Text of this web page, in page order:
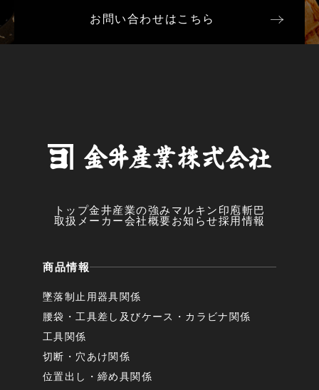
お問い合わせはこちら
トップ金井産業の強み マルキン印 庖斬巴
取扱メーカー会社概要お知らせ採用情報
商品情報
墜落制止用器具関係
腰袋・工具差し及びケース・カラビナ関係
工具関係
切断・穴あけ関係
位置出し・締め具関係